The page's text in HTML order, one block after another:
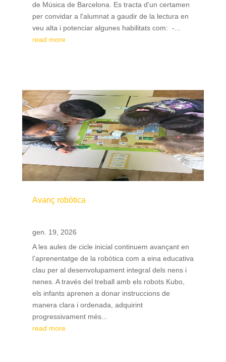
de Música de Barcelona. Es tracta d'un certamen
per convidar a l'alumnat a gaudir de la lectura en
veu alta i potenciar algunes habilitats com: -...
read more
Avanç robòtica
gen. 19, 2026
A les aules de cicle inicial continuem avançant en
l’aprenentatge de la robòtica com a eina educativa
clau per al desenvolupament integral dels nens i
nenes. A través del treball amb els robots Kubo,
els infants aprenen a donar instruccions de
manera clara i ordenada, adquirint
progressivament més...
read more